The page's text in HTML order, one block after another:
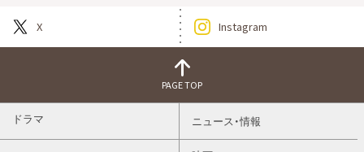
X Instagram
PAGE TOP
ドラマ ニュース・情報